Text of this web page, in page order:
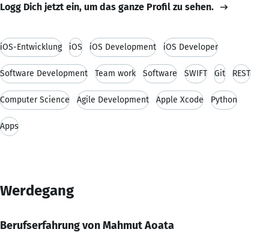
Logg Dich jetzt ein, um das ganze Profil zu sehen.
iOS-Entwicklung iOS iOS Development iOS Developer
Software Development Team work Software SWIFT Git REST
Computer Science Agile Development Apple Xcode Python
Apps
Werdegang
Berufserfahrung von Mahmut Aoata